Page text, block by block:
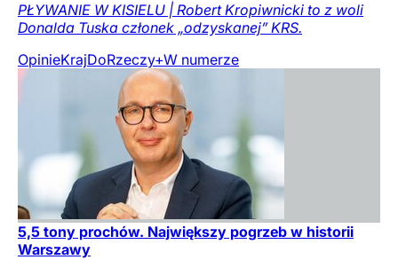
PŁYWANIE W KISIELU | Robert Kropiwnicki to z woli
Donalda Tuska członek „odzyskanej” KRS.
OpinieKrajDoRzeczy+W numerze
5,5 tony prochów. Największy pogrzeb w historii
Warszawy